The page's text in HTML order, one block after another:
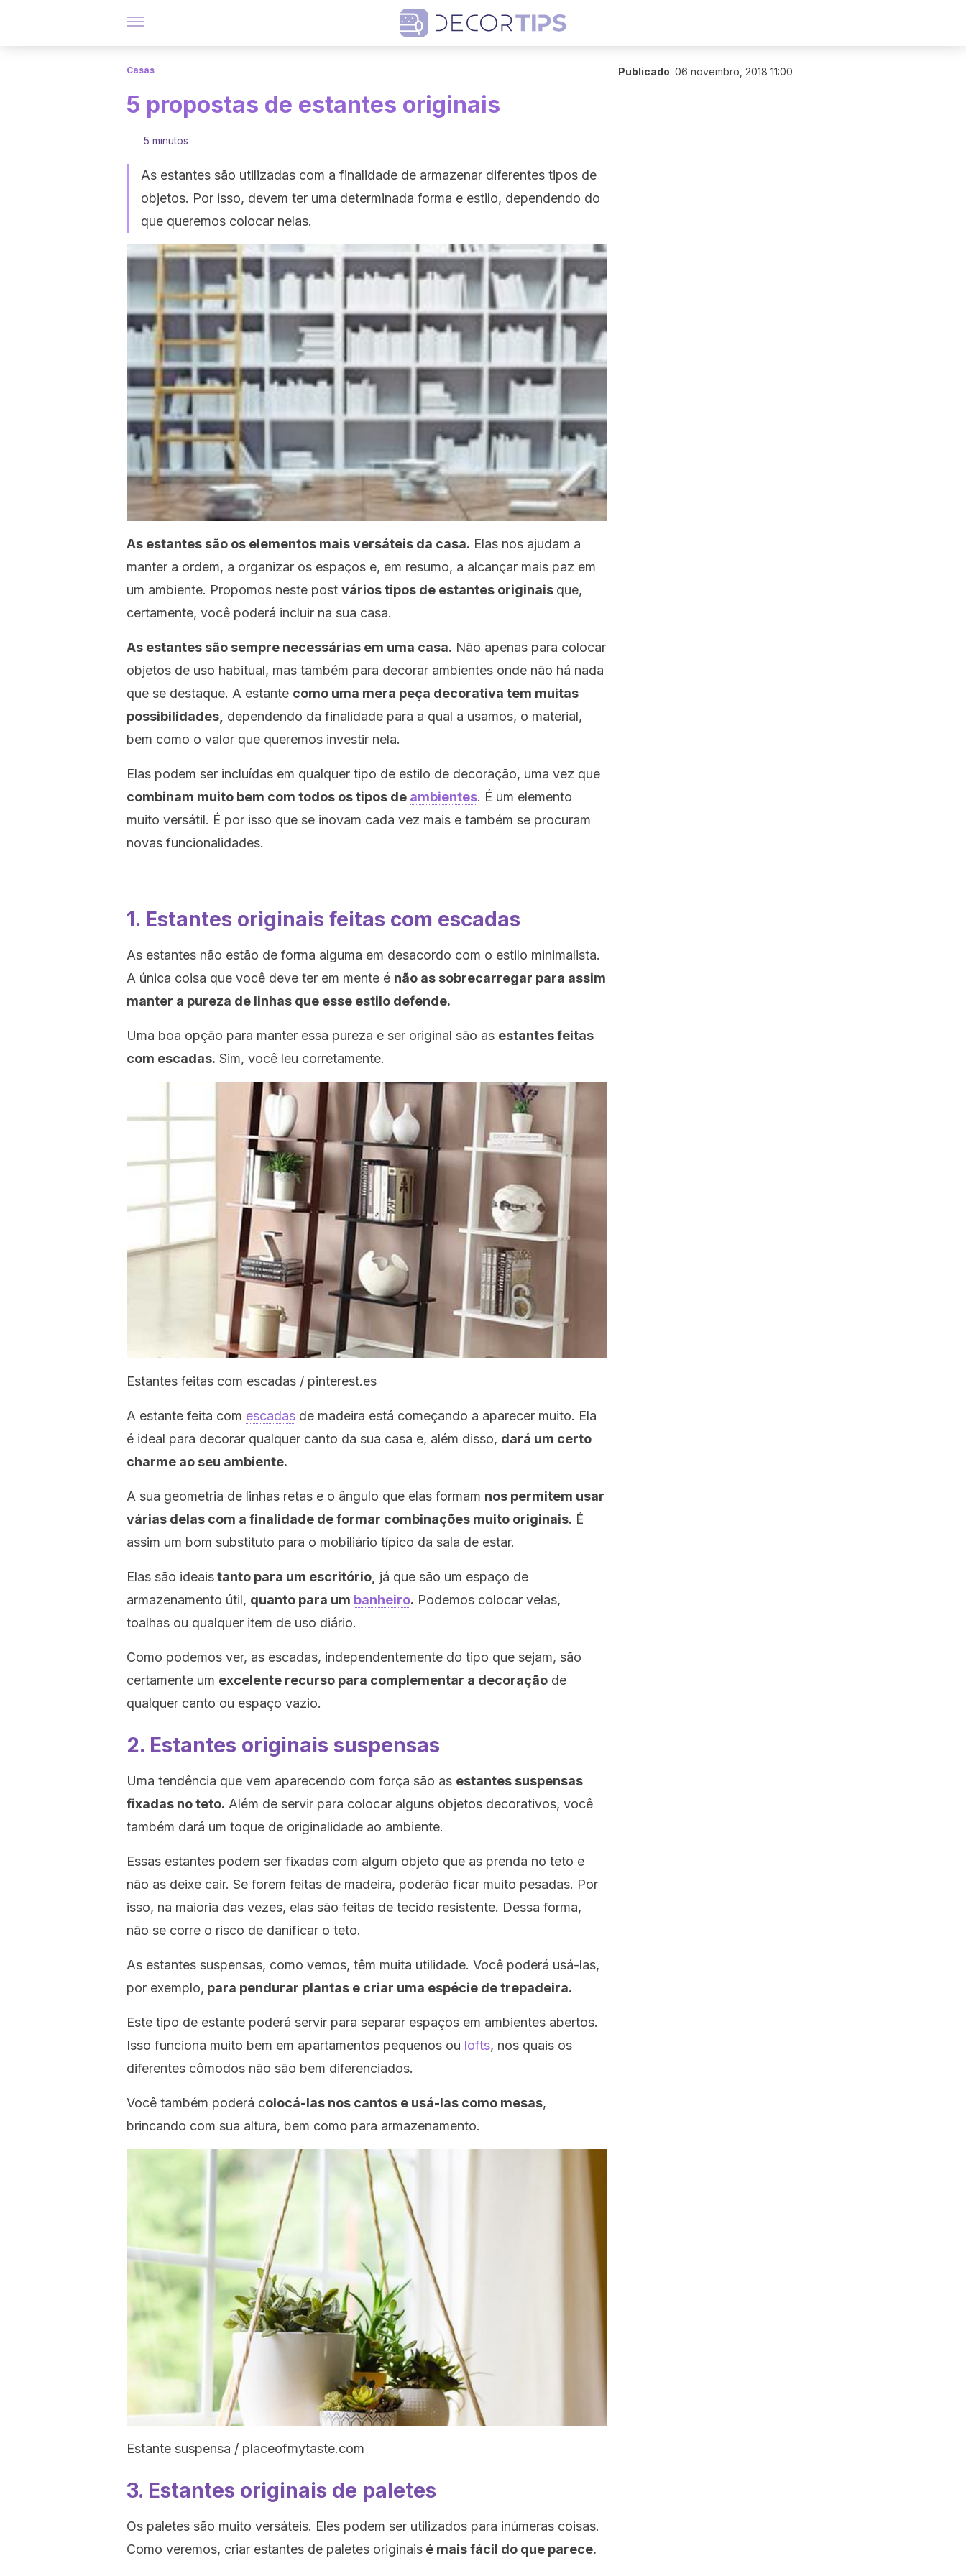
Casas
5 propostas de estantes originais
5 minutos
As estantes são utilizadas com a finalidade de armazenar diferentes tipos de
objetos. Por isso, devem ter uma determinada forma e estilo, dependendo do
que queremos colocar nelas.
As estantes são os elementos mais versáteis da casa. Elas nos ajudam a
manter a ordem, a organizar os espaços e, em resumo, a alcançar mais paz em
um ambiente. Propomos neste post vários tipos de estantes originais que,
certamente, você poderá incluir na sua casa.
As estantes são sempre necessárias em uma casa. Não apenas para colocar
objetos de uso habitual, mas também para decorar ambientes onde não há nada
que se destaque. A estante como uma mera peça decorativa tem muitas
possibilidades, dependendo da finalidade para a qual a usamos, o material,
bem como o valor que queremos investir nela.
Elas podem ser incluídas em qualquer tipo de estilo de decoração, uma vez que
combinam muito bem com todos os tipos de ambientes. É um elemento
muito versátil. É por isso que se inovam cada vez mais e também se procuram
novas funcionalidades.
1. Estantes originais feitas com escadas
As estantes não estão de forma alguma em desacordo com o estilo minimalista.
A única coisa que você deve ter em mente é não as sobrecarregar para assim
manter a pureza de linhas que esse estilo defende.
Uma boa opção para manter essa pureza e ser original são as estantes feitas
com escadas. Sim, você leu corretamente.
Estantes feitas com escadas / pinterest.es
A estante feita com escadas de madeira está começando a aparecer muito. Ela
é ideal para decorar qualquer canto da sua casa e, além disso, dará um certo
charme ao seu ambiente.
A sua geometria de linhas retas e o ângulo que elas formam nos permitem usar
várias delas com a finalidade de formar combinações muito originais. É
assim um bom substituto para o mobiliário típico da sala de estar.
Elas são ideaistanto para um escritório, já que são um espaço de
armazenamento útil, quanto para um banheiro. Podemos colocar velas,
toalhas ou qualquer item de uso diário.
Como podemos ver, as escadas, independentemente do tipo que sejam, são
certamente um excelente recurso para complementar a decoração de
qualquer canto ou espaço vazio.
2. Estantes originais suspensas
Uma tendência que vem aparecendo com força são as estantes suspensas
fixadas no teto. Além de servir para colocar alguns objetos decorativos, você
também dará um toque de originalidade ao ambiente.
Essas estantes podem ser fixadas com algum objeto que as prenda no teto e
não as deixe cair. Se forem feitas de madeira, poderão ficar muito pesadas. Por
isso, na maioria das vezes, elas são feitas de tecido resistente. Dessa forma,
não se corre o risco de danificar o teto.
As estantes suspensas, como vemos, têm muita utilidade. Você poderá usá-las,
por exemplo, para pendurar plantas e criar uma espécie de trepadeira.
Este tipo de estante poderá servir para separar espaços em ambientes abertos.
Isso funciona muito bem em apartamentos pequenos ou lofts, nos quais os
diferentes cômodos não são bem diferenciados.
Você também poderá colocá-las nos cantos e usá-las como mesas,
brincando com sua altura, bem como para armazenamento.
Estante suspensa / placeofmytaste.com
3. Estantes originais de paletes
Os paletes são muito versáteis. Eles podem ser utilizados para inúmeras coisas.
Como veremos, criar estantes de paletes originais é mais fácil do que parece.
Publicado: 06 novembro, 2018 11:00